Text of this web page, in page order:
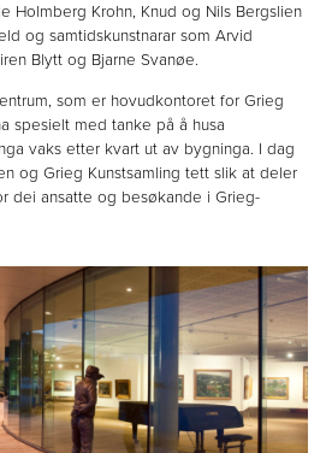
Holmberg Krohn, Knud og Nils Bergslien
og samtidskunstnarar som Arvid
Blytt og Bjarne Svanøe.
som er hovudkontoret for Grieg
spesielt med tanke på å husa
vaks etter kvart ut av bygninga. I dag
og Grieg Kunstsamling tett slik at deler
dei ansatte og besøkande i Grieg-